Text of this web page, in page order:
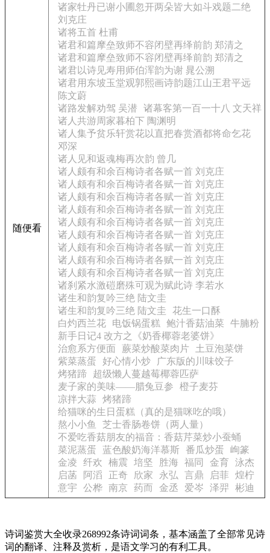
随便看
诸家牡丹已谢小圃忽开两朵皆大如斗戏题二绝
刘克庄
诸将五首 杜甫
诸君和篇摩垒致师不容闭壁再绎前韵 郑清之
诸君和篇摩垒致师不容闭壁再绎前韵 郑清之
诸君以诗见寿用师伯浑韵为谢 晁公溯
诸君用东坡玉堂观郭熙画诗韵题江山王君平远
陈文蔚
诸路发解劝驾 吴潜
诸幕客第一百一十八 文天祥
诸人共游周家暮柏下 陶渊明
诸人集予贫乐轩赏花以直把春赏酒都将命乞花
邓深
诸人见和返魂梅再次韵 曾几
诸人颇有和余百梅诗者各赋一首 刘克庄
诸人颇有和余百梅诗者各赋一首 刘克庄
诸人颇有和余百梅诗者各赋一首 刘克庄
诸人颇有和余百梅诗者各赋一首 刘克庄
诸人颇有和余百梅诗者各赋一首 刘克庄
诸人颇有和余百梅诗者各赋一首 刘克庄
诸人颇有和余百梅诗者各赋一首 刘克庄
诸人颇有和余百梅诗者各赋一首 刘克庄
诸人颇有和余百梅诗者各赋一首 刘克庄
诸刹紧水激磑磨殊可观为赋此诗 李若水
诸生和韵复吟三绝 陆文圭
诸生和韵复吟三绝 陆文圭
花生一口酥
白灼西兰花
电饭锅蛋糕 鲍汁香菇油菜
牛腩粉
新手日记4 改方之《奶香椰蓉老婆饼》
治愈系方便面
蕨菜炒酸菜肉片
土豆泡菜饼
紫菜蒸蛋
好心情小炒
广东版的川味饺子
烤猪蹄
超级懒人蔓越莓椰蓉匹萨
麦子家的美味——腊兔豆参
橙子麦芬
凉拌大蒜
烤猪蹄
给猫咪的生日蛋糕（真的是猫咪吃的哦）
熬小小鱼
芝士香肠卷饼（两人量）
不爱吃香菇朋友的福音：香菇芹菜炒小蚕蛹
菜泥蒸蛋
蓝色酸奶海洋慕斯 番瓜炒蛋
峋篆
金凌
纤欢 楠震 培坚 胜海 福同 金育 泳杰
启菡
阿滔 正奇 欣家 永弘 言鼎 启菲
煌柠
意宇
公桦 南京 药而 金丞 爱岑 泽羿 彬迪
诗词鉴赏大全收录268992条诗词词条，基本涵盖了全部常见诗
词的翻译、注释及赏析，是语文学习的有利工具。